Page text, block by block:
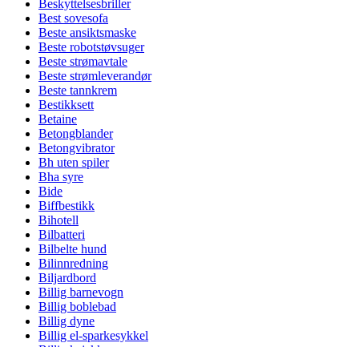
Beskyttelsesbriller
Best sovesofa
Beste ansiktsmaske
Beste robotstøvsuger
Beste strømavtale
Beste strømleverandør
Beste tannkrem
Bestikksett
Betaine
Betongblander
Betongvibrator
Bh uten spiler
Bha syre
Bide
Biffbestikk
Bihotell
Bilbatteri
Bilbelte hund
Bilinnredning
Biljardbord
Billig barnevogn
Billig boblebad
Billig dyne
Billig el-sparkesykkel